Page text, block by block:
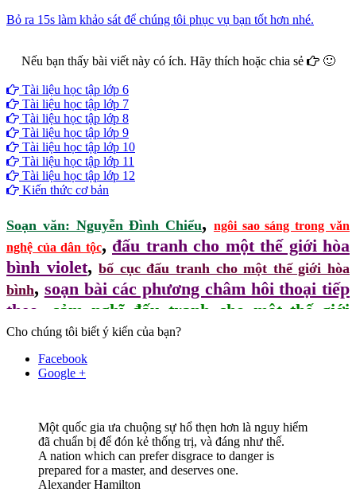
Bỏ ra 15s làm khảo sát để chúng tôi phục vụ bạn tốt hơn nhé.
Nếu bạn thấy bài viết này có ích. Hãy thích hoặc chia sẻ
🙂
Tài liệu học tập lớp 6
Tài liệu học tập lớp 7
Tài liệu học tập lớp 8
Tài liệu học tập lớp 9
Tài liệu học tập lớp 10
Tài liệu học tập lớp 11
Tài liệu học tập lớp 12
Kiến thức cơ bản
Soạn văn: Nguyễn Đình Chiểu, ngôi sao sáng trong văn
nghệ của dân tộc, đấu tranh cho một thế giới hòa
bình violet,bố cục đấu tranh cho một thế giới hòa
bình, soạn bài các phương châm hôi thoại tiếp
theo
cảm nghĩ đấu tranh cho một thế giới
hòa bình,giáo án đấu tranh cho một thế giới hòa bình
tắt đấu tranh cho một thế giới hòa bình
tranh cho một thế giới hòa bình violet
Cho chúng tôi biết ý kiến của bạn?
Facebook
Google +
Một quốc gia ưa chuộng sự hổ thẹn hơn là nguy hiểm
đã chuẩn bị để đón kẻ thống trị, và đáng như thế.
A nation which can prefer disgrace to danger is
prepared for a master, and deserves one.
Alexander Hamilton